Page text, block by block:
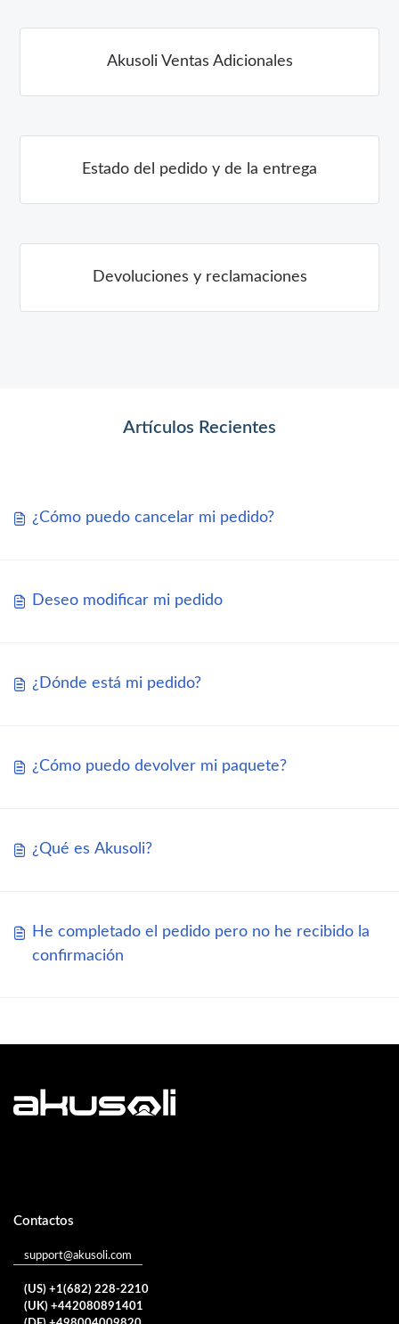
Akusoli Ventas Adicionales
Estado del pedido y de la entrega
Devoluciones y reclamaciones
Artículos Recientes
¿Cómo puedo cancelar mi pedido?
Deseo modificar mi pedido
¿Dónde está mi pedido?
¿Cómo puedo devolver mi paquete?
¿Qué es Akusoli?
He completado el pedido pero no he recibido la
confirmación
Contactos
support@akusoli.com
(US) +1(682) 228-2210
(UK) +442080891401